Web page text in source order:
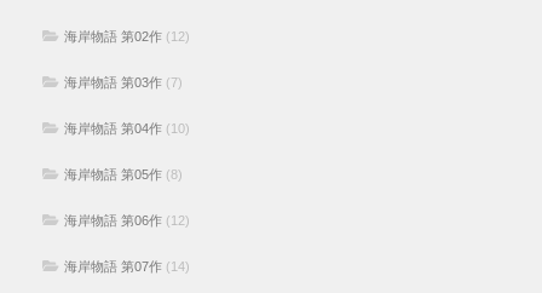
海岸物語 第02作 (12)
海岸物語 第03作 (7)
海岸物語 第04作 (10)
海岸物語 第05作 (8)
海岸物語 第06作 (12)
海岸物語 第07作 (14)